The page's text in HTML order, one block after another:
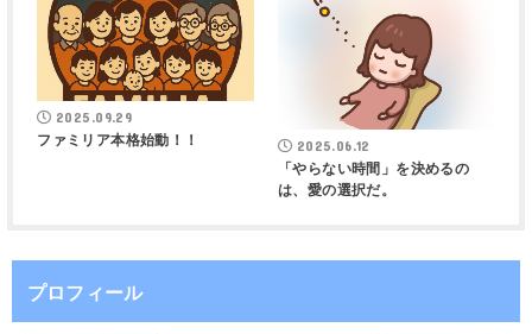
2025.09.29
ファミリア本格始動！！ 2025.06.12
「やらない時間」を決めるの
は、愛の選択だ。
プロフィール